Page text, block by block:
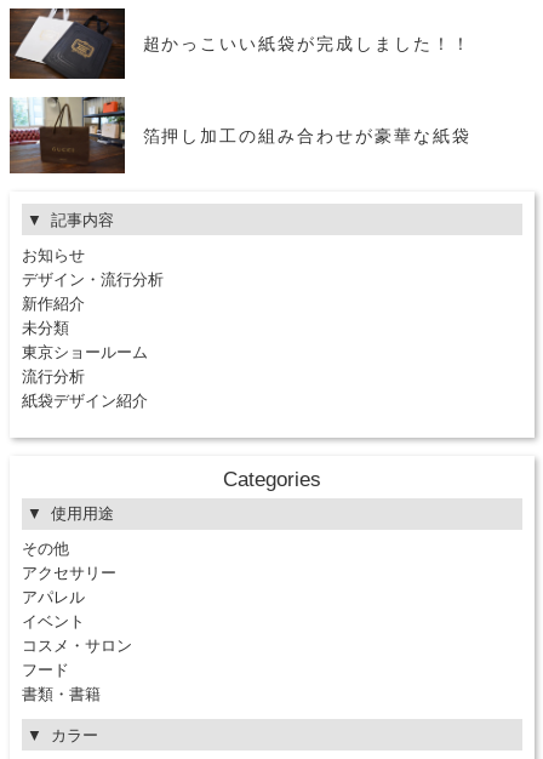
超かっこいい紙袋が完成しました！！
箔押し加工の組み合わせが豪華な紙袋
記事内容
お知らせ
デザイン・流行分析
新作紹介
未分類
東京ショールーム
流行分析
紙袋デザイン紹介
Categories
使用用途
その他
アクセサリー
アパレル
イベント
コスメ・サロン
フード
書類・書籍
カラー